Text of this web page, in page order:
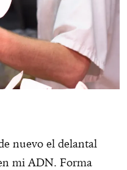
nuevo el delantal
mi ADN. Forma